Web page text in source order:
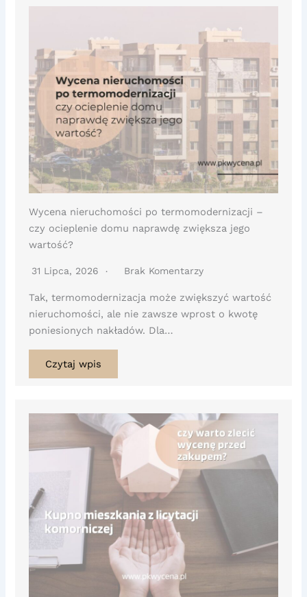
Wycena nieruchomości po termomodernizacji –
czy ocieplenie domu naprawdę zwiększa jego
wartość?
31 Lipca, 2026 Brak Komentarzy
Tak, termomodernizacja może zwiększyć wartość
nieruchomości, ale nie zawsze wprost o kwotę
poniesionych nakładów. Dla…
Czytaj wpis